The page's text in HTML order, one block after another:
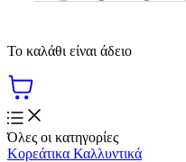
Το καλάθι είναι άδειο
Όλες οι κατηγορίες
Κορεάτικα Καλλυντικά